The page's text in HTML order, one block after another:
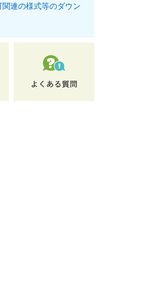
連の様式等のダウン